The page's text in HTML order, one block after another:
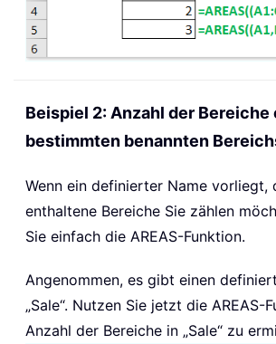
Beispiel 2: Anzahl der Bereiche
bestimmten benannten
Wenn ein definierter Name vorliegt,
enthaltene Bereiche Sie zählen
Sie einfach die AREAS-Funktion.
Angenommen, es gibt einen
„Sale“. Nutzen Sie jetzt die AREAS-
Anzahl der Bereiche in „Sale“ zu